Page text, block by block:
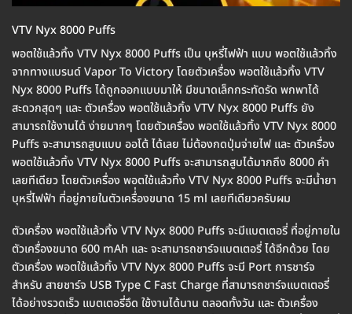
VTV Nyx 8000 Puffs
พอตใช้แล้วทิ้ง VTV Nyx 8000 Puffs เป็น บุหรี่ไฟฟ้า แบบ พอตใช้แล้วทิ้ง
จากทางแบรนด์ Vapor To Victory โดยตัวเครื่อง พอตใช้แล้วทิ้ง VTV
Nyx 8000 Puffs ได้ถูกออกแบบมาให้ มีขนาดเล็กกระทัดรัด พกพาได้
สะดวกสุดๆ และ ตัวเครื่อง พอตใช้แล้วทิ้ง VTV Nyx 8000 Puffs ยัง
สามารถใช้งานได้ ง่ายมากๆ โดยตัวเครื่อง พอตใช้แล้วทิ้ง VTV Nyx 8000
Puffs จะสามารถสูบแบบ ออโต้ ได้เลย ไม่ต้องกดปุ่มจ่ายไฟ และ ตัวเครื่อง
พอตใช้แล้วทิ้ง VTV Nyx 8000 Puffs จะสามารถสูบได้มากถึง 8000 คำ
เลยทีเดียว โดยตัวเครื่อง พอตใช้แล้วทิ้ง VTV Nyx 8000 Puffs จะมีน้ำยา
บุหรี่ไฟฟ้า ที่อยู่ภายในตัวเครื่่องขนาด 15 ml เลยทีเดียวครับผม
ตัวเครื่อง พอตใช้แล้วทิ้ง VTV Nyx 8000 Puffs จะมีแบตเตอรี่ ที่อยู่ภายใน
ตัวเครื่องขนาด 600 mAh และ จะสามารถชาร์จแบตเตอรี่ ได้อีกด้วย โดย
ตัวเครื่อง พอตใช้แล้วทิ้ง VTV Nyx 8000 Puffs จะมี Port การชาร์จ
สำหรับ สายชาร์จ USB Type C Fast Charge ที่สามารถชาร์จแบตเตอรี่
ได้อย่างรวดเร็ว แบตเตอรี่อึด ใช้งานได้นาน ตลอดทั้งวัน และ ตัวเครื่อง